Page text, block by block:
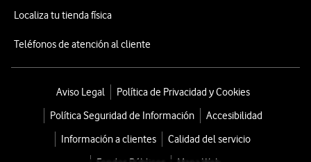
Localiza tu tienda física
Teléfonos de atención al cliente
Aviso Legal
Política de Privacidad y Cookies
Política Seguridad de Información
Accesibilidad
Información a clientes
Calidad del servicio